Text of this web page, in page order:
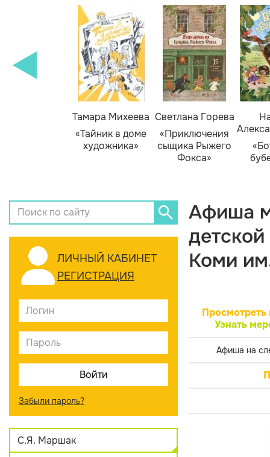
Тамара Михеева
«Тайник в доме
художника»
Светлана Горева
«Приключения
сыщика Рыжего
Фокса»
ЛИЧНЫЙ КАБИНЕТ
РЕГИСТРАЦИЯ
Забыли пароль?
С.Я. Маршак
Афиша
Коми
Просмотреть
Узнать
Афиша на